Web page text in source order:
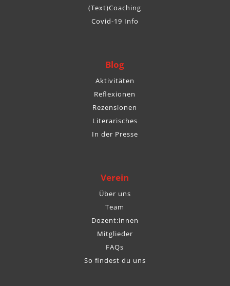
(Text)Coaching
Covid-19 Info
Blog
Aktivitäten
Reflexionen
Rezensionen
Literarisches
In der Presse
Verein
Über uns
Team
Dozent:innen
Mitglieder
FAQs
So findest du uns